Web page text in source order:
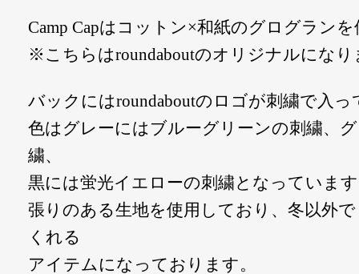
Camp Capはコットン×和紙のグログラン
※こちらはroundaboutのオリジナルになり
バックにはroundaboutのロゴが刺繍で入っ
色はグレーにはブルーグリーンの刺繍、
繍、
黒には蛍光イエローの刺繍となっていま
張りのある生地を使用しており、冬以外
くれる
アイテムになっております。